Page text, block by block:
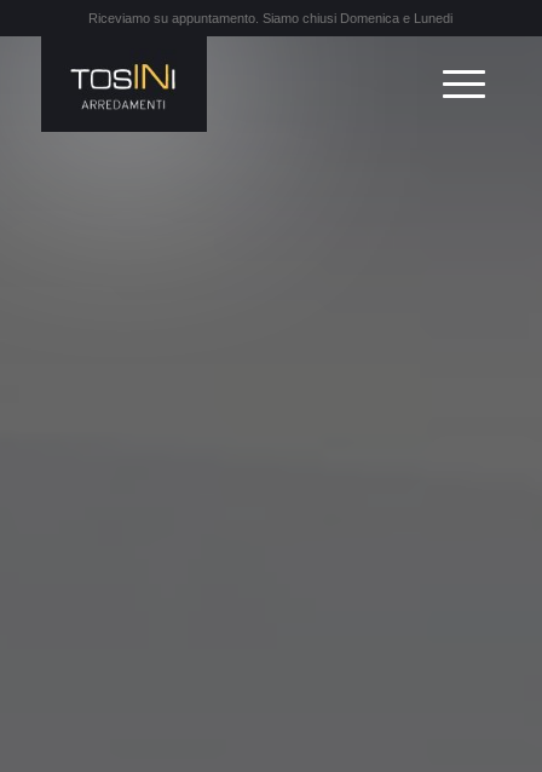
Riceviamo su appuntamento. Siamo chiusi Domenica e Lunedi